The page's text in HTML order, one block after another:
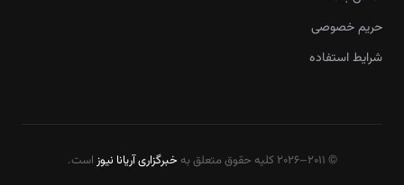
حریم خصوصی
شرایط استفاده
© 2011–2026 کلیه حقوق متعلق به خبرگزاری آریانا نیوز است.